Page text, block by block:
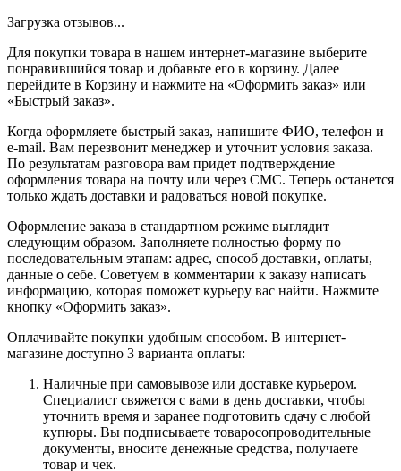
Загрузка отзывов...
Для покупки товара в нашем интернет-магазине выберите
понравившийся товар и добавьте его в корзину. Далее
перейдите в Корзину и нажмите на «Оформить заказ» или
«Быстрый заказ».
Когда оформляете быстрый заказ, напишите ФИО, телефон и
e-mail. Вам перезвонит менеджер и уточнит условия заказа.
По результатам разговора вам придет подтверждение
оформления товара на почту или через СМС. Теперь останется
только ждать доставки и радоваться новой покупке.
Оформление заказа в стандартном режиме выглядит
следующим образом. Заполняете полностью форму по
последовательным этапам: адрес, способ доставки, оплаты,
данные о себе. Советуем в комментарии к заказу написать
информацию, которая поможет курьеру вас найти. Нажмите
кнопку «Оформить заказ».
Оплачивайте покупки удобным способом. В интернет-
магазине доступно 3 варианта оплаты:
Наличные при самовывозе или доставке курьером.
Специалист свяжется с вами в день доставки, чтобы
уточнить время и заранее подготовить сдачу с любой
купюры. Вы подписываете товаросопроводительные
документы, вносите денежные средства, получаете
товар и чек.